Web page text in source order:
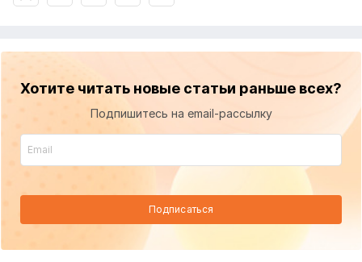
Хотите читать новые статьи раньше всех?
Подпишитесь на email-рассылку
Подписаться